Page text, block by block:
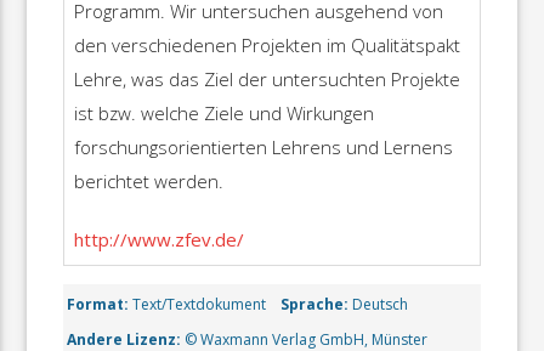
Programm. Wir untersuchen ausgehend von
den verschiedenen Projekten im Qualitätspakt
Lehre, was das Ziel der untersuchten Projekte
ist bzw. welche Ziele und Wirkungen
forschungsorientierten Lehrens und Lernens
berichtet werden.
http://www.zfev.de/
Format: Text/Textdokument Sprache: Deutsch
Andere Lizenz: © Waxmann Verlag GmbH, Münster